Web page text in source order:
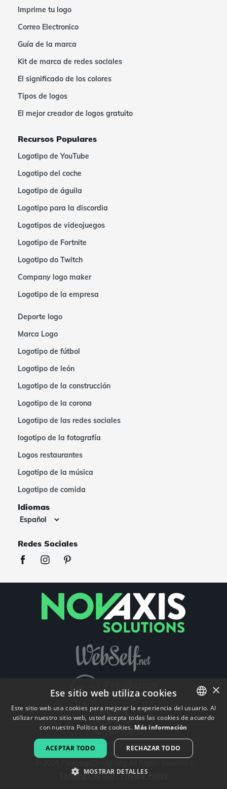
Imprime tu logo
Correo Electronico
Guía de la marca
Kit de marca de redes sociales
El significado de los colores
Tipos de logos
El mejor creador de logos gratuito
Recursos Populares
Logotipo de YouTube
Logotipo del coche
Logotipo de águila
Logotipo para la discordia
Logotipos de videojuegos
Logotipo de Fortnite
Logotipo do Twitch
Company logo maker
Logotipo de la empresa
Deporte logo
Marca Logo
Logotipo de fútbol
Logotipo de león
Logotipo de la construcción
Logotipo de la corona
Logotipo de las redes sociales
logotipo de la fotografía
Logos restaurantes
Logotipo de la música
Logotipo de comida
Idiomas
Redes Sociales
Términos de uso|Privacy Policy
ENGLISH
FRENCH
DUTCH
×
Ese sitio web utiliza cookies
Este sitio web usa cookies para mejorar la experiencia del usuario. Al
utilizar nuestro sitio web, usted acepta todas las cookies de acuerdo
con nuestra Política de cookies. Más información
ACEPTAR TODO RECHAZAR TODO
MOSTRAR DETALLES